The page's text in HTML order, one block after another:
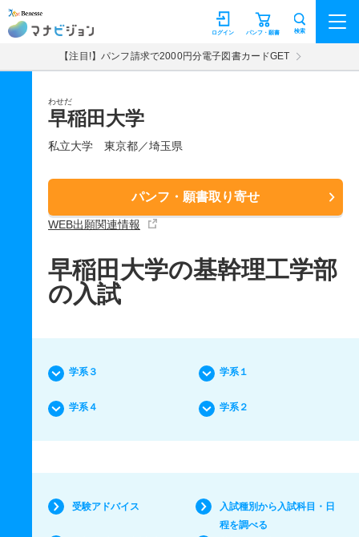
マナビジョン パンフ・願書
ログイン 検索
【注目!】パンフ請求で2000円分電子図書カードGET
わせだ
早稲田大学
私立大学 東京都／埼玉県
パンフ・願書取り寄せ
WEB出願関連情報
早稲田大学の基幹理工学部
の入試
学系３ 学系１
学系４ 学系２
受験アドバイス
入試種別から入試科目・日
程を調べる